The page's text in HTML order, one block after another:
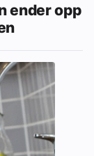
ender opp